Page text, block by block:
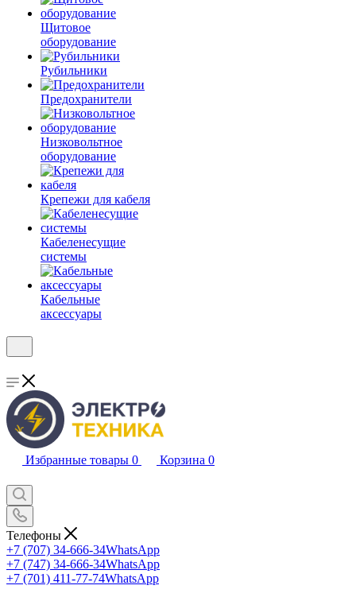
Щитовое
оборудование
Рубильники
Предохранители
Низковольтное
оборудование
Крепежи для кабеля
Кабеленесущие
системы
Кабельные
аксессуары
Избранные товары 0 Корзина 0
Телефоны
+7 (707) 34-666-34WhatsApp
+7 (747) 34-666-34WhatsApp
+7 (701) 411-77-74WhatsApp